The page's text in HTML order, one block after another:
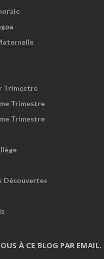
Trimestre
Trimestre
Trimestre
Découvertes
À CE BLOG PAR EMAIL.